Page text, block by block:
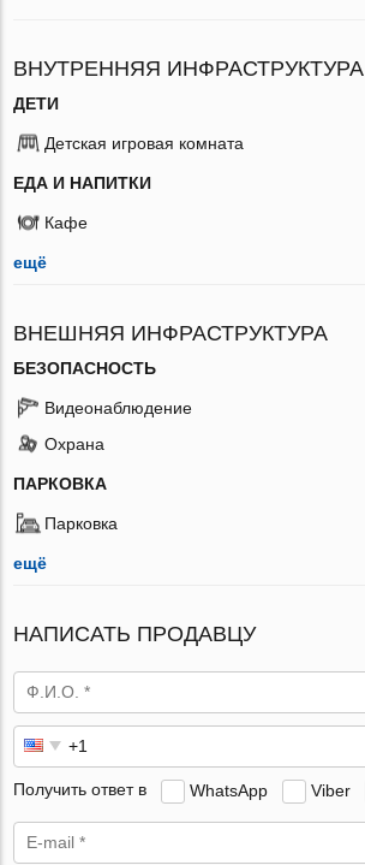
ВНУТРЕННЯЯ ИНФРАСТРУКТУРА
ДЕТИ
Детская игровая комната
ЕДА И НАПИТКИ
Кафе
ещё
ВНЕШНЯЯ ИНФРАСТРУКТУРА
БЕЗОПАСНОСТЬ
Видеонаблюдение
Охрана
ПАРКОВКА
Парковка
ещё
НАПИСАТЬ ПРОДАВЦУ
Получить ответ в WhatsApp Viber